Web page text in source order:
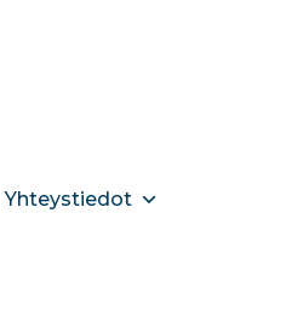
Yhteystiedot